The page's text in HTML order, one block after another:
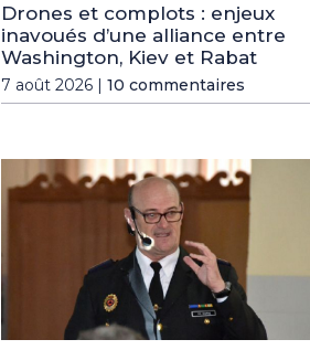
Drones et complots : enjeux
inavoués d’une alliance entre
Washington, Kiev et Rabat
7 août 2026 | 10 commentaires